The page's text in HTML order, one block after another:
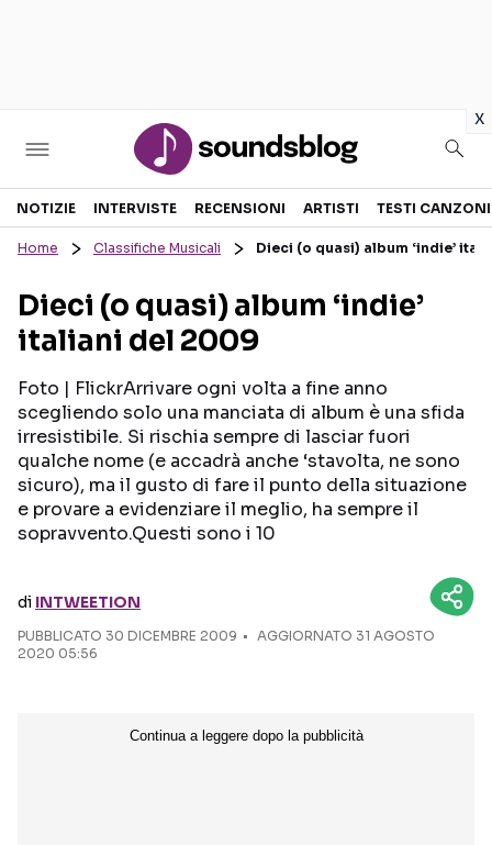
x
Sezioni
RECENSIONI MUSICALI
INTERVISTE
GOSSIP E CURIOSITÀ
TESTI CANZONI
TALENT SHOW
Seguici sui social
NOTIZIE INTERVISTE RECENSIONI ARTISTI TESTI CANZONI
Home Classifiche Musicali Dieci (o quasi) album ‘indie’
Dieci (o quasi) album ‘indie’
italiani del 2009
Foto | FlickrArrivare ogni volta a fine anno
scegliendo solo una manciata di album è una sfida
irresistibile. Si rischia sempre di lasciar fuori
qualche nome (e accadrà anche ‘stavolta, ne sono
sicuro), ma il gusto di fare il punto della situazione
e provare a evidenziare il meglio, ha sempre il
sopravvento.Questi sono i 10
di INTWEETION
PUBBLICATO 30 DICEMBRE 2009
AGGIORNATO 31 AGOSTO
2020 05:56